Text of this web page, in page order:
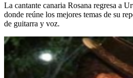
La cantante canaria Rosana regresa a
donde reúne los mejores temas de su
de guitarra y voz.